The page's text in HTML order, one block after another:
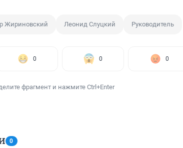
Жириновский Леонид Слуцкий Руководитель
0 0 0
фрагмент и нажмите Ctrl+Enter
0